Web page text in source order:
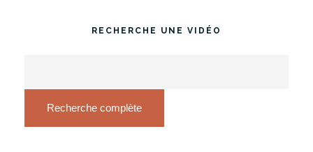
RECHERCHE UNE VIDÉO
Recherche complète